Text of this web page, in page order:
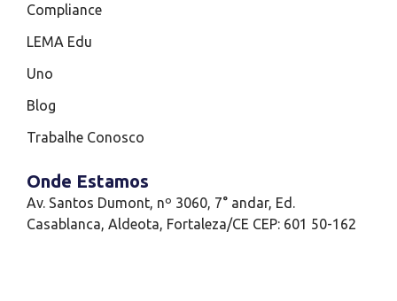
Compliance
LEMA Edu
Uno
Blog
Trabalhe Conosco
Onde Estamos
Av. Santos Dumont, nº 3060, 7° andar, Ed.
Casablanca, Aldeota, Fortaleza/CE CEP: 601 50-162